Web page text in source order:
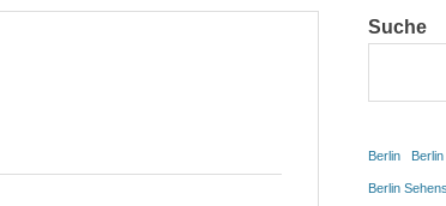
Suche
Berlin
Berlin